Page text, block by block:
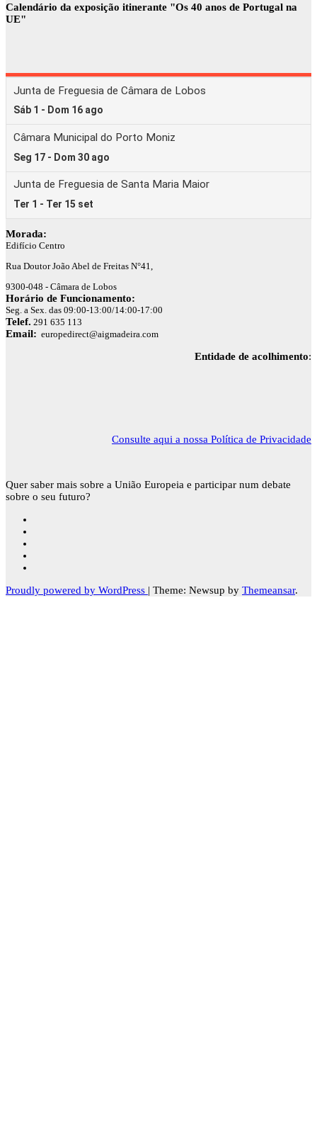
Calendário da exposição itinerante "Os 40 anos de Portugal na
UE"
Morada:
Edifício Centro
Rua Doutor João Abel de Freitas N°41,
9300-048 - Câmara de Lobos
Horário de Funcionamento:
Seg. a Sex. das 09:00-13:00/14:00-17:00
Telef. 291 635 113
Email: europedirect@aigmadeira.com
Entidade de acolhimento:
Consulte aqui a nossa Política de Privacidade
Quer saber mais sobre a União Europeia e participar num debate
sobre o seu futuro?
Proudly powered by WordPress | Theme: Newsup by Themeansar.